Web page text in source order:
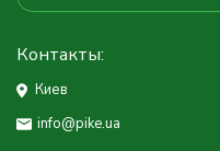
Контакты:
Киев
info@pike.ua